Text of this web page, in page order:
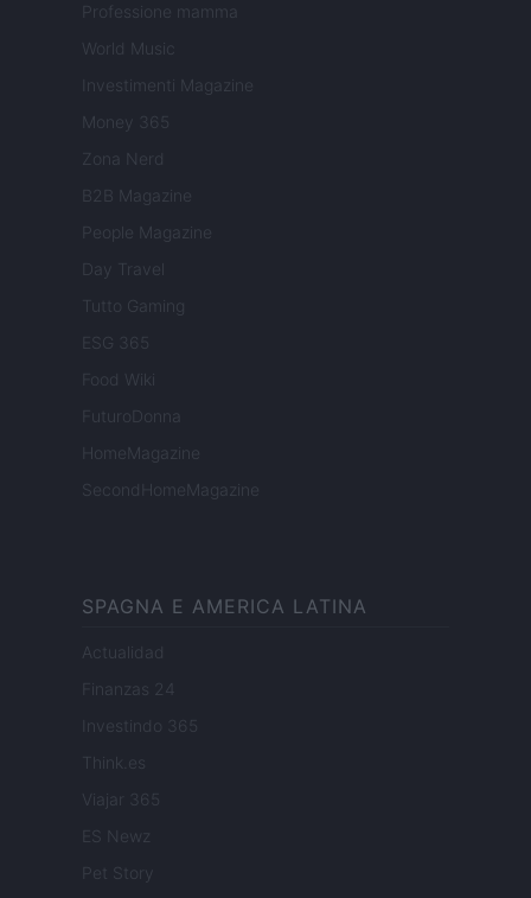
Professione mamma
World Music
Investimenti Magazine
Money 365
Zona Nerd
B2B Magazine
People Magazine
Day Travel
Tutto Gaming
ESG 365
Food Wiki
FuturoDonna
HomeMagazine
SecondHomeMagazine
SPAGNA E AMERICA LATINA
Actualidad
Finanzas 24
Investindo 365
Think.es
Viajar 365
ES Newz
Pet Story